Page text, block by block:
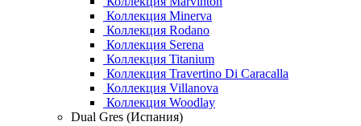
Коллекция Minerva
Коллекция Rodano
Коллекция Serena
Коллекция Titanium
Коллекция Travertino Di Caracalla
Коллекция Villanova
Коллекция Woodlay
Dual Gres (Испания)